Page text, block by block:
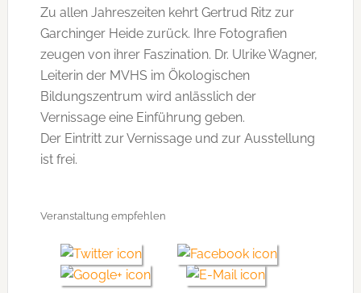
Zu allen Jahreszeiten kehrt Gertrud Ritz zur
Garchinger Heide zurück. Ihre Fotografien
zeugen von ihrer Faszination. Dr. Ulrike Wagner,
Leiterin der MVHS im Ökologischen
Bildungszentrum wird anlässlich der
Vernissage eine Einführung geben.
Der Eintritt zur Vernissage und zur Ausstellung
ist frei.
Veranstaltung empfehlen